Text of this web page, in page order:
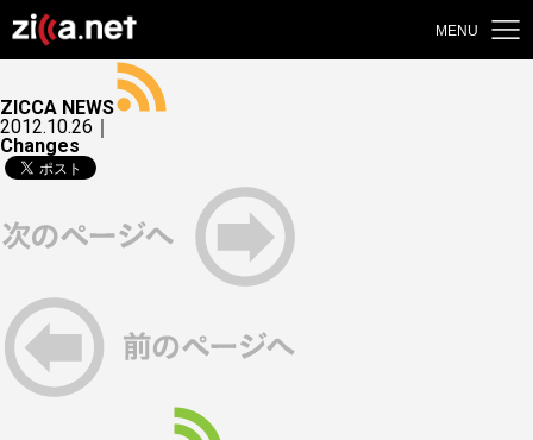
MENU
ZICCA NEWS
2012.10.26｜
Changes